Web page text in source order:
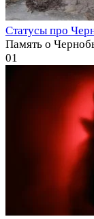
Статусы про
Память о
01